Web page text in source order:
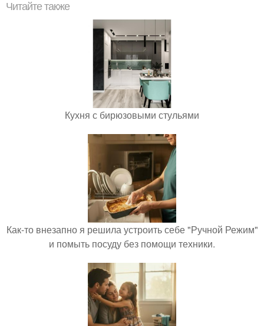
Читайте также
Кухня с бирюзовыми стульями
Как-то внезапно я решила устроить себе "Ручной Режим"
и помыть посуду без помощи техники.